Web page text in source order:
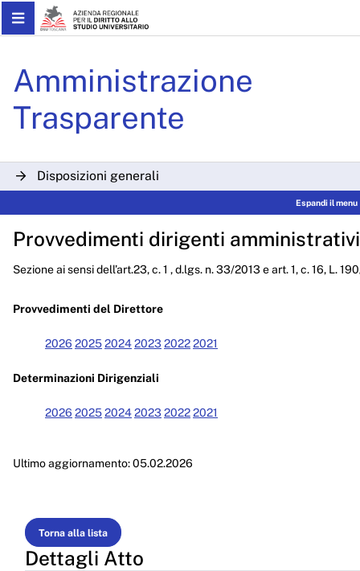
Skip to Main Content
Amministrazione
Trasparente
Disposizioni generali
Consulenti e collaboratori
Personale
Bandi di concorso
Performance
Enti controllati
Attività e procedimenti
Provvedimenti organi indirizzo politico
Controlli sulle imprese
Bandi di gara e contratti
Espandi il menu
Provvedimenti dirigenti amministrativi
Sezione ai sensi dell’art.23, c. 1 , d.lgs. n. 33/2013 e art. 1, c. 16, L.
Provvedimenti del Direttore
2026 202520242023 20222021
Determinazioni Dirigenziali
2026 202520242023 20222021
Ultimo aggiornamento: 05.02.2026
Torna alla lista
Dettagli Atto